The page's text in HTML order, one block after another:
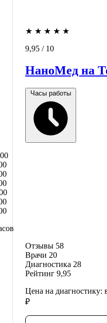
★ ★ ★ ★ ★
9,95 / 10
НаноМед на
Часы работы
Отзывы 58
Врачи 20
Диагностика 28
Рейтинг 9,95
Цена на диагностику:
₽